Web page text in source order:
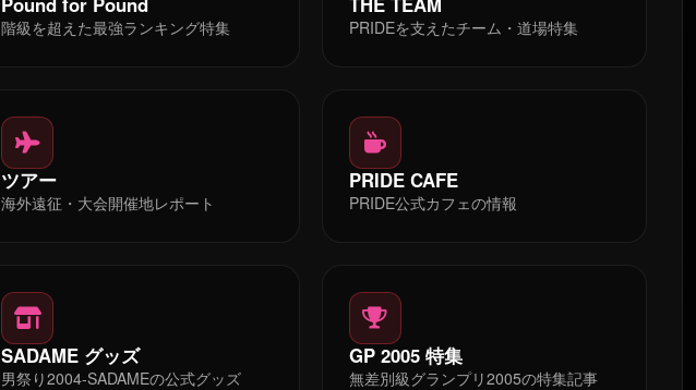
階級を超えた最強ランキング特集 PRIDEを支えたチーム・道場特集
ツアー
海外遠征・大会開催地レポート
PRIDE CAFE
PRIDE公式カフェの情報
SADAME グッズ
男祭り2004-SADAMEの公式グッズ
GP 2005 特集
無差別級グランプリ2005の特集記事